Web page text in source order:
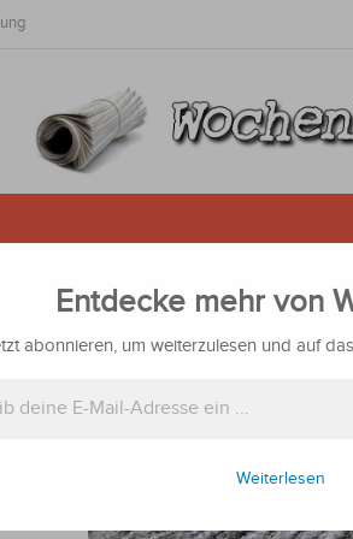
und
die
Entdecke mehr von
abonnieren, um weiterzulesen und auf
Weiterlesen